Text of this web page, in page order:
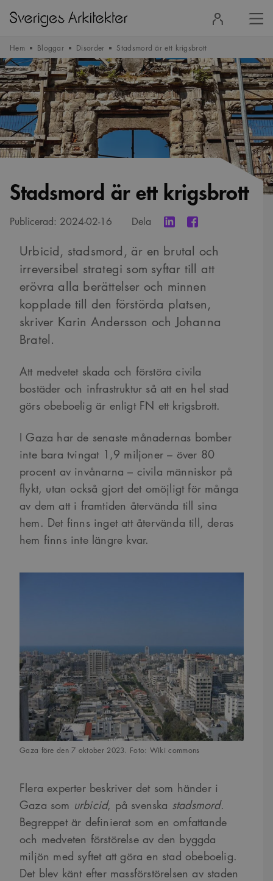
in
Hem Bloggar Disorder Stadsmord är ett krigsbrott
Stadsmord är ett krigsbrott
Publicerad: 2024-02-16 Dela
Urbicid, stadsmord, är en brutal och
irreversibel strategi som syftar till att
erövra alla berättelser och minnen
kopplade till den förstörda platsen,
skriver Karin Andersson och Johanna
Bratel.
Att medvetet skada och förstöra civila
bostäder och infrastruktur så att en hel stad
görs obeboelig är enligt FN ett krigsbrott.
I Gaza har de senaste månadernas bomber
inte bara tvingat 1,9 miljoner – över 80
procent av invånarna – civila människor på
flykt, utan också gjort det omöjligt för många
av dem att i framtiden återvända till sina
hem. Det finns inget att återvända till, deras
hem finns inte längre kvar.
Gaza före den 7 oktober 2023. Foto: Wiki commons
Flera experter beskriver det som händer i
Gaza som urbicid, på svenska stadsmord.
Begreppet är definierat som en omfattande
och medveten förstörelse av den byggda
miljön med syftet att göra en stad obeboelig.
Det blev känt efter massförstörelsen av staden